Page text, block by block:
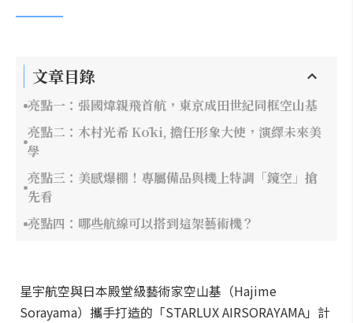
文章目錄
亮點一：張國煒親飛首航，東京成田世紀同框空山基
亮點二：木村光希 Kōki, 擔任形象大使，演繹未來美
學
亮點三：美感爆棚！專屬備品與機上特調「鏡空」搶
先看
亮點四：哪些航線可以搭到這架藝術機？
星宇航空與日本殿堂級藝術家空山基（Hajime
Sorayama）攜手打造的「STARLUX AIRSORAYAMA」計